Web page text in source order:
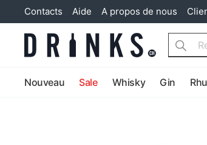
Contacts Aide A propos de nous
Search
Nouveau Sale Whisky Gin